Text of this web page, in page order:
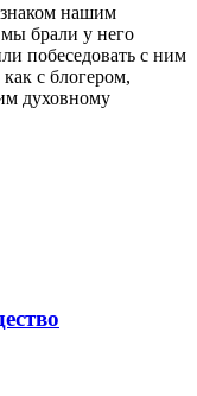
нашим
брали у него
побеседовать с ним
с блогером,
духовному